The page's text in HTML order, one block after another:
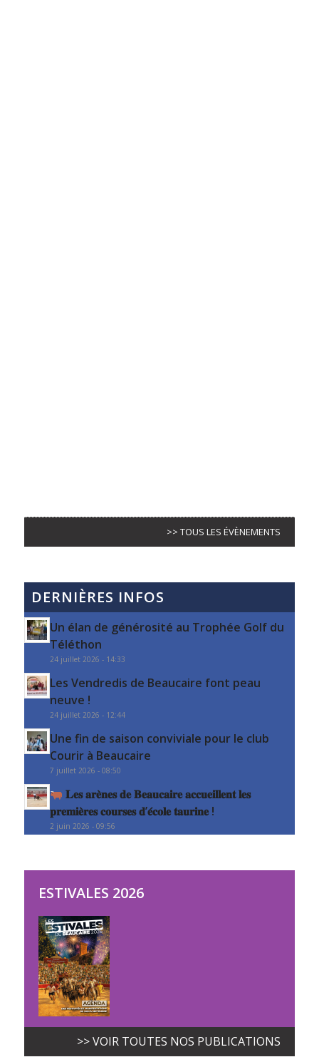
>> TOUS LES ÉVÈNEMENTS
DERNIÈRES INFOS
Un élan de générosité au Trophée Golf du
Téléthon
24 juillet 2026 - 14:33
Les Vendredis de Beaucaire font peau
neuve !
24 juillet 2026 - 12:44
Une fin de saison conviviale pour le club
Courir à Beaucaire
7 juillet 2026 - 08:50
𝐋𝐞𝐬 𝐚𝐫𝐞̀𝐧𝐞𝐬 𝐝𝐞 𝐁𝐞𝐚𝐮𝐜𝐚𝐢𝐫𝐞 𝐚𝐜𝐜𝐮𝐞𝐢𝐥𝐥𝐞𝐧𝐭 𝐥𝐞𝐬
𝐩𝐫𝐞𝐦𝐢𝐞̀𝐫𝐞𝐬 𝐜𝐨𝐮𝐫𝐬𝐞𝐬 𝐝’𝐞́𝐜𝐨𝐥𝐞 𝐭𝐚𝐮𝐫𝐢𝐧𝐞 !
2 juin 2026 - 09:56
ESTIVALES 2026
>> VOIR TOUTES NOS PUBLICATIONS